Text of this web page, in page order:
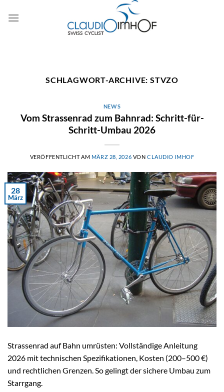
Inhalt
SCHLAGWORT-ARCHIVE: STVZO
NEWS
Vom Strassenrad zum Bahnrad: Schritt-für-
Schritt-Umbau 2026
VERÖFFENTLICHT AM MÄRZ 28, 2026 VON CLAUDIO IMHOF
28
März
Strassenrad auf Bahn umrüsten: Vollständige Anleitung
2026 mit technischen Spezifikationen, Kosten (200–500 €)
und rechtlichen Grenzen. So gelingt der sichere Umbau zum
Starrgang.